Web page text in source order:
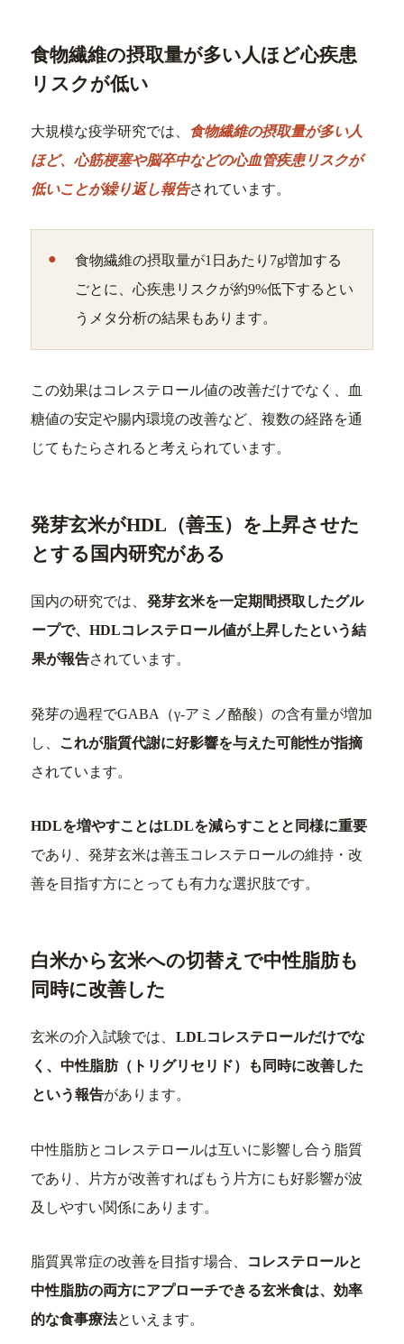
食物繊維の摂取量が多い人ほど心疾患
リスクが低い
大規模な疫学研究では、
食物繊維の摂取量が多い人
ほど、心筋梗塞や脳卒中などの心血管疾患リスクが
低いことが繰り返し報告されています。
食物繊維の摂取量が1日あたり7g増加する
ごとに、心疾患リスクが約9%低下するとい
うメタ分析の結果もあります。
この効果はコレステロール値の改善だけでなく、血
糖値の安定や腸内環境の改善など、複数の経路を通
じてもたらされると考えられています。
発芽玄米がHDL（善玉）を上昇させた
とする国内研究がある
国内の研究では、 発芽玄米を一定期間摂取したグル
ープで、HDLコレステロール値が上昇したという結
果が報告されています。
発芽の過程でGABA（γ-アミノ酪酸）の含有量が増加
し、
これが脂質代謝に好影響を与えた可能性が指摘
されています。
HDLを増やすことはLDLを減らすことと同様に重要
であり、発芽玄米は善玉コレステロールの維持・改
善を目指す方にとっても有力な選択肢です。
白米から玄米への切替えで中性脂肪も
同時に改善した
玄米の介入試験では、 LDLコレステロールだけでな
く、中性脂肪（トリグリセリド）も同時に改善した
という報告があります。
中性脂肪とコレステロールは互いに影響し合う脂質
であり、片方が改善すればもう片方にも好影響が波
及しやすい関係にあります。
脂質異常症の改善を目指す場合、
コレステロールと
中性脂肪の両方にアプローチできる玄米食は、効率
的な食事療法といえます。